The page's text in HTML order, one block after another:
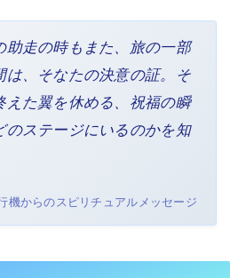
助走の時もまた、旅の一部
は、そなたの決意の証。そ
えた翼を休める、祝福の瞬
のステージにいるのかを知
機からのスピリチュアルメッセージ